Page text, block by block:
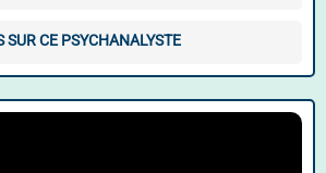
SUR CE PSYCHANALYSTE